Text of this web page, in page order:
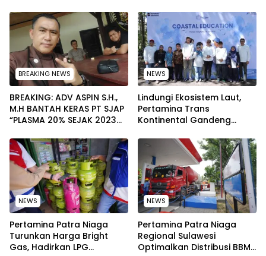
Secara Rutin dan
Menyeluruh
Nasional 2026
BREAKING NEWS
BREAKING: ADV ASPIN S.H.,
M.H BANTAH KERAS PT SJAP
“PLASMA 20% SEJAK 2023
WARGA WAWOONE!
NEWS
Lindungi Ekosistem Laut,
Pertamina Trans
Kontinental Gandeng
Kebersihan Pantai di
Bitung, Sulawesi
NEWS
Pertamina Patra Niaga
Turunkan Harga Bright
Gas, Hadirkan LPG
NEWS
Pertamina Patra Niaga
Regional Sulawesi
Optimalkan Distribusi BBM